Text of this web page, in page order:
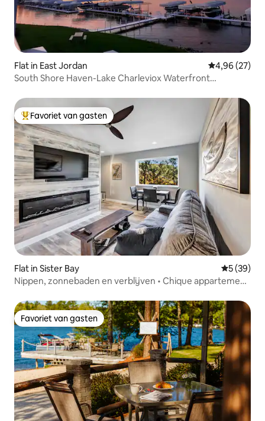
Flat in East Jordan Gemiddelde
4,96 (27)
South Shore Haven-Lake Charleviox Waterfront
Topfavoriet van gasten
Favoriet van gasten
Flat in Sister Bay
5 (39)
Nippen, zonnebaden en verblijven • Chique appartement
Favoriet van gasten
Favoriet van gasten